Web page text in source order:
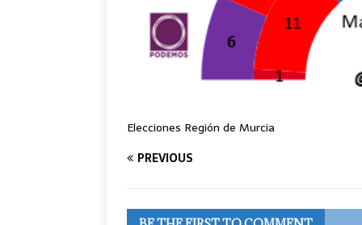
Elecciones Región de Murcia
PREVIOUS